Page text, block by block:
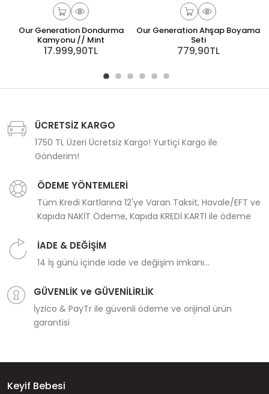
Our Generation Dondurma
Kamyonu // Mint
17.999,90TL
Our Generation Ahşap Boyama
Seti
779,90TL
ÜCRETSİZ KARGO
1750 TL Üzeri Ücretsiz Kargo! Yurtiçi Kargo ile
Gönderim!
ÖDEME YÖNTEMLERİ
Tüm Kredi Kartlarına 12'ye Varan Taksit, Havale/EFT ve
Kapıda NAKİT Ödeme, Kapıda KREDİ KARTI ile ödeme
İADE & DEĞİŞİM
14 İş günü içinde iade ve değişim imkanı...
GÜVENLİK ve GÜVENİLİRLİK
İyzico & PayTr ile güvenli ödeme ve orijinal ürün
garantisi
Keyif Bebesi